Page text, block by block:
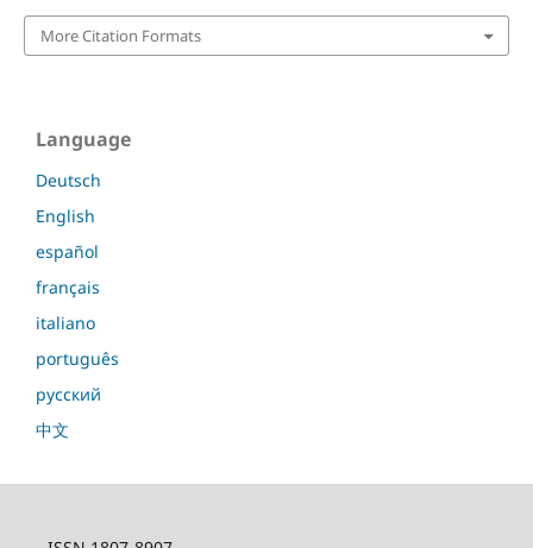
More Citation Formats
Language
Deutsch
English
español
français
italiano
português
русский
中文